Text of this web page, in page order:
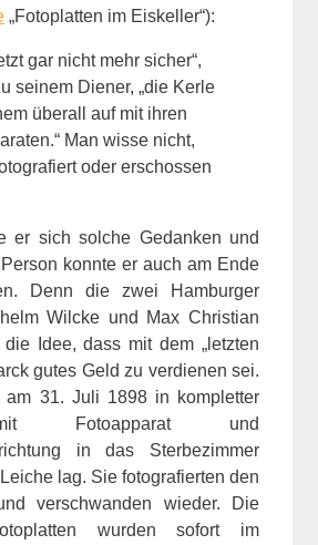
„Fotoplatten im Eiskeller“):
gar nicht mehr sicher“,
seinem Diener, „die Kerle
überall auf mit ihren
Man wisse nicht,
oder erschossen
er sich solche Gedanken und
konnte er auch am Ende
Denn die zwei Hamburger
Wilcke und Max Christian
die Idee, dass mit dem „letzten
gutes Geld zu verdienen sei.
am 31. Juli 1898 in kompletter
Fotoapparat und
in das Sterbezimmer
lag. Sie fotografierten den
verschwanden wieder. Die
wurden sofort im